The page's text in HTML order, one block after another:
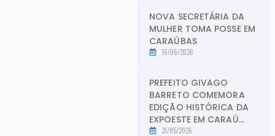
NOVA SECRETÁRIA DA
MULHER TOMA POSSE EM
CARAÚBAS
16/06/2026
PREFEITO GIVAGO
BARRETO COMEMORA
EDIÇÃO HISTÓRICA DA
EXPOESTE EM CARAÚ...
31/05/2026